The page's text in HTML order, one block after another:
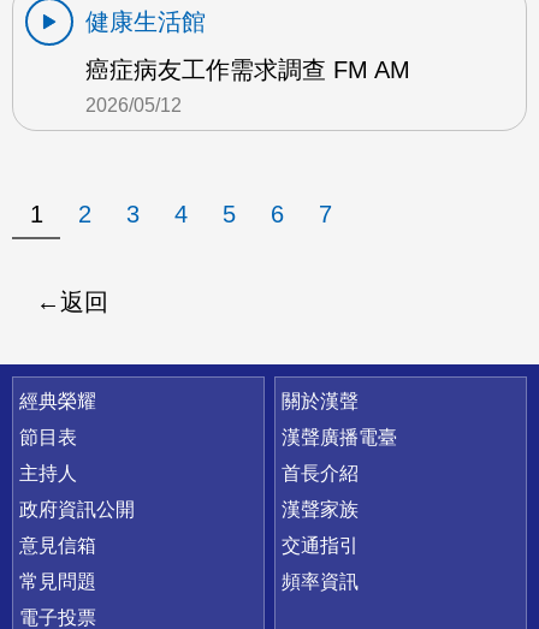
健康生活館
癌症病友工作需求調查 FM AM
2026/05/12
1 2 3 4 5 6 7
返回
快速連結
經典榮耀
節目表
主持人
政府資訊公開
意見信箱
常見問題
電子投票
關於漢聲
漢聲廣播電臺
首長介紹
漢聲家族
交通指引
頻率資訊